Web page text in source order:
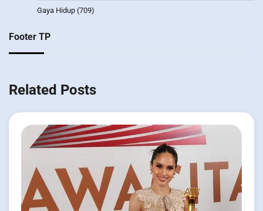
Gaya Hidup (709)
Footer TP
Related Posts